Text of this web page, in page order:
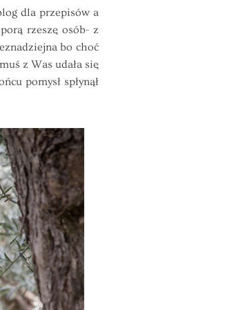
dla przepisów a
rzeszę osób- z
bo choć
z Was udała się
pomysł spłynął